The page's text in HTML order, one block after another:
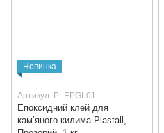
Новинка
Артикул: PLEPGL01
Епоксидний клей для
кам’яного килима Plastall,